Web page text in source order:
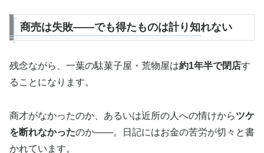
商売は失敗——でも得たものは計り知れない
残念ながら、一葉の駄菓子屋・荒物屋は約1年半で閉店す
ることになります。
商才がなかったのか、あるいは近所の人への情けからツケ
を断れなかったのか——。日記にはお金の苦労が切々と書
かれています。